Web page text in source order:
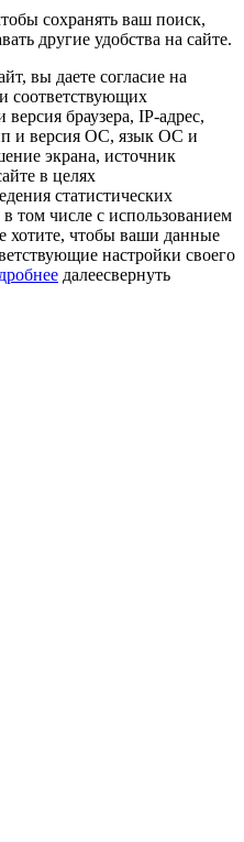
сохранять ваш поиск,
другие удобства на сайте.
вы даете согласие на
соответствующих
версия браузера, IP-адрес,
и версия ОС, язык ОС и
экрана, источник
в целях
статистических
том числе с использованием
хотите, чтобы ваши данные
настройки своего
далеесвернуть